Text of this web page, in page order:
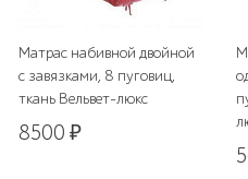
Матрас набивной двойной
с завязками, 8 пуговиц,
ткань Вельвет-люкс
8500₽